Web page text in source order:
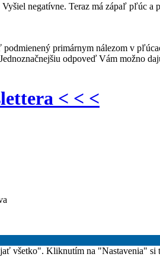
negatívne. Teraz má zápaľ pľúc
primárnym nálezom v
odpoveď Vám možno
< < <
všetko". Kliknutím na "Nastavenia"